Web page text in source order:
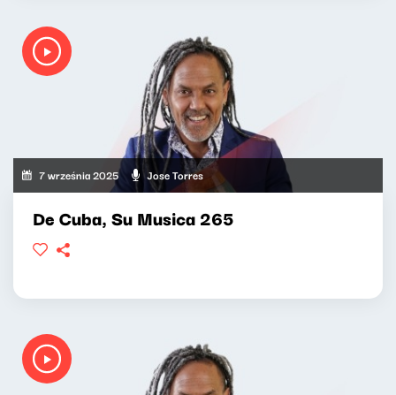
7 września 2025 Jose Torres
De Cuba, Su Musica 265